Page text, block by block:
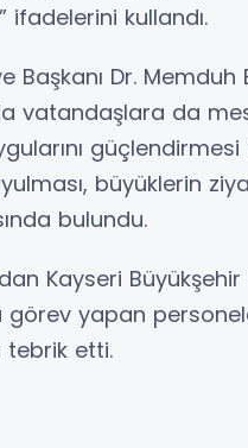
ifadelerini kullandı.
Başkanı Dr. Memduh
vatandaşlara da
büyüklerin
bulundu.
Kayseri
görev yapan
tebrik etti.